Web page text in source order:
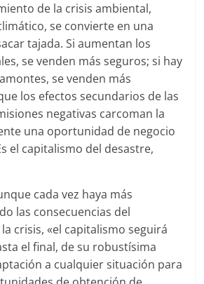
de la crisis ambiental,
se convierte en una
tajada. Si aumentan los
se venden más seguros; si hay
se venden más
los efectos secundarios de las
negativas carcoman la
una oportunidad de negocio
el capitalismo del desastre,
cada vez haya más
las consecuencias del
crisis, «el capitalismo seguirá
el final, de su robustísima
a cualquier situación para